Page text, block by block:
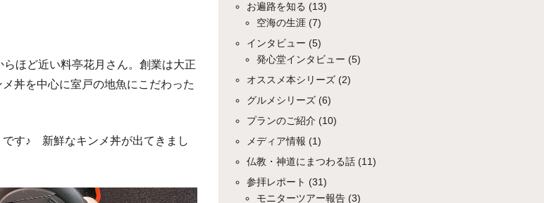
ほど近い料亭花月さん。創業は大正
丼を中心に室戸の地魚にこだわった
です♪ 新鮮なキンメ丼が出てきまし
お遍路を知る (13)
空海の生涯 (7)
インタビュー (5)
発心堂インタビュー (5)
オススメ本シリーズ (2)
グルメシリーズ (6)
プランのご紹介 (10)
メディア情報 (1)
仏教・神道にまつわる話 (11)
参拝レポート (31)
モニターツアー報告 (3)